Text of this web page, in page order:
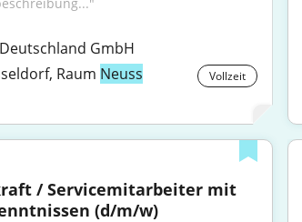
GmbH
Raum Neuss Vollzeit
/ Servicemitarbeiter mit
(d/m/w)